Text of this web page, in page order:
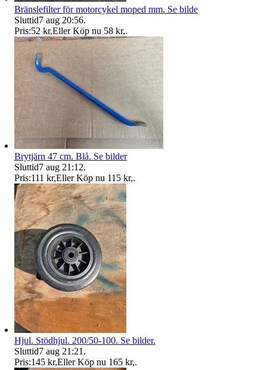
Bränslefilter för motorcykel moped mm. Se bilde
Sluttid7 aug 20:56.
Pris:52 kr,Eller Köp nu 58 kr,.
Brytjärn 47 cm. Blå. Se bilder
Sluttid7 aug 21:12.
Pris:111 kr,Eller Köp nu 115 kr,.
Hjul. Stödhjul. 200/50-100. Se bilder.
Sluttid7 aug 21:21 .
Pris:145 kr,Eller Köp nu 165 kr,.